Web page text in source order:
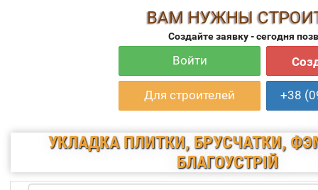
ВАМ НУЖНЫ
Создайте заявку - сегодня
Войти
Для строителей +38
УКЛАДКА ПЛИТКИ, БРУСЧАТКИ,
БЛАГОУСТРІЙ